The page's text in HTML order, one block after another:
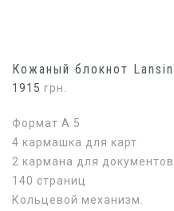
Кожаный блокнот
1915 грн.
Формат А 5
4 кармашка для карт
2 кармана для документов
140 страниц
Кольцевой механизм.